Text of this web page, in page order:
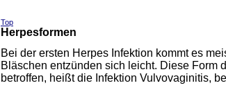
Top
Herpesformen
Bei der ersten Herpes Infektion kommt es
Bläschen entzünden sich leicht. Diese Form
betroffen, heißt die Infektion Vulvovaginitis,